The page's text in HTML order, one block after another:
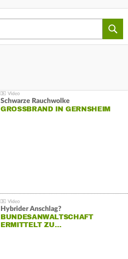
Schwarze Rauchwolke
GROSSBRAND IN GERNSHEIM
Hybrider Anschlag?
BUNDESANWALTSCHAFT
ERMITTELT ZU…